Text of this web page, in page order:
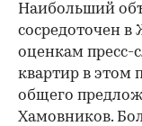
Наибольший
сосредоточен
оценкам пресс-
квартир в этом
общего
Хамовников.